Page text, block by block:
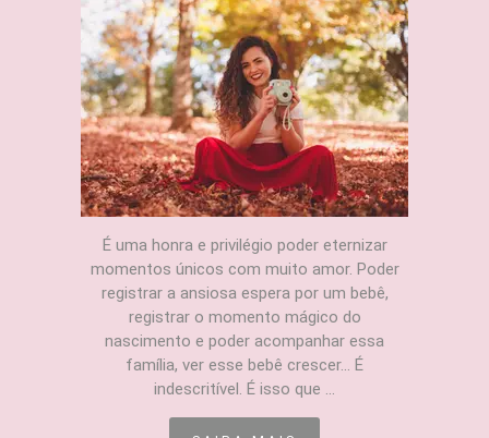
É uma honra e privilégio poder eternizar
momentos únicos com muito amor. Poder
registrar a ansiosa espera por um bebê,
registrar o momento mágico do
nascimento e poder acompanhar essa
família, ver esse bebê crescer... É
indescritível. É isso que ...